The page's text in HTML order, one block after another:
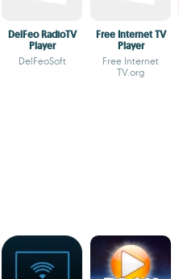
DelFeo RadioTV
Player
DelFeoSoft
Free Internet TV
Player
Free Internet
TV.org